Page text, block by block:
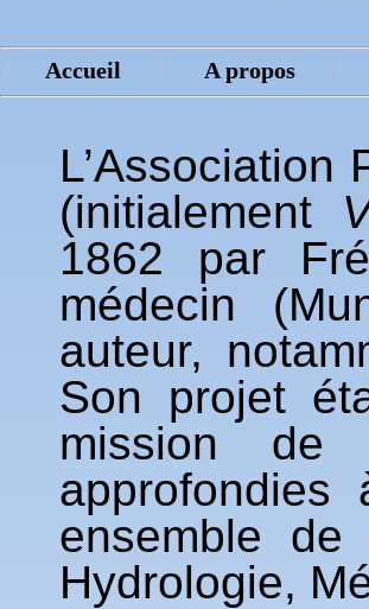
Accueil A propos
L’Association
(initialement
1862 par
médecin
auteur,
Son projet
mission de
approfondies
ensemble de
Hydrologie,